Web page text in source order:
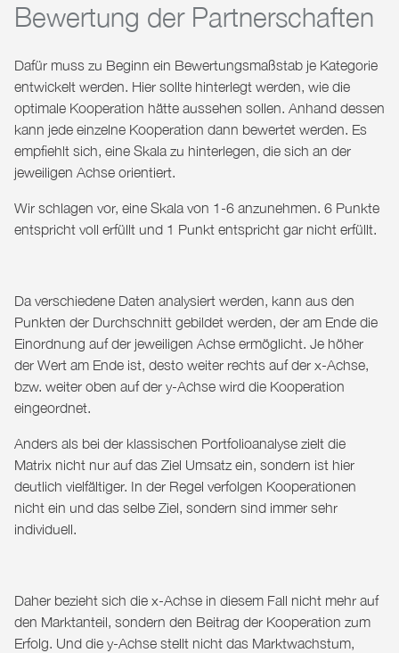
Bewertung der Partnerschaften
Dafür muss zu Beginn ein Bewertungsmaßstab je Kategorie
entwickelt werden. Hier sollte hinterlegt werden, wie die
optimale Kooperation hätte aussehen sollen. Anhand dessen
kann jede einzelne Kooperation dann bewertet werden. Es
empfiehlt sich, eine Skala zu hinterlegen, die sich an der
jeweiligen Achse orientiert.
Wir schlagen vor, eine Skala von 1-6 anzunehmen. 6 Punkte
entspricht voll erfüllt und 1 Punkt entspricht gar nicht erfüllt.
Da verschiedene Daten analysiert werden, kann aus den
Punkten der Durchschnitt gebildet werden, der am Ende die
Einordnung auf der jeweiligen Achse ermöglicht. Je höher
der Wert am Ende ist, desto weiter rechts auf der x-Achse,
bzw. weiter oben auf der y-Achse wird die Kooperation
eingeordnet.
Anders als bei der klassischen Portfolioanalyse zielt die
Matrix nicht nur auf das Ziel Umsatz ein, sondern ist hier
deutlich vielfältiger. In der Regel verfolgen Kooperationen
nicht ein und das selbe Ziel, sondern sind immer sehr
individuell.
Daher bezieht sich die x-Achse in diesem Fall nicht mehr auf
den Marktanteil, sondern den Beitrag der Kooperation zum
Erfolg. Und die y-Achse stellt nicht das Marktwachstum,